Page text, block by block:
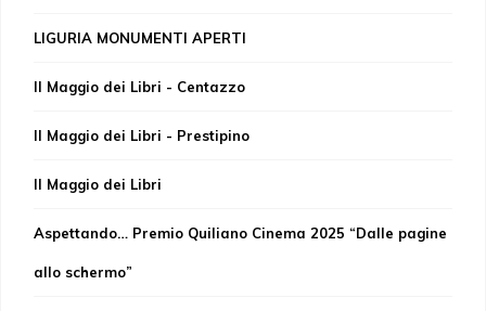
LIGURIA MONUMENTI APERTI
Il Maggio dei Libri - Centazzo
Il Maggio dei Libri - Prestipino
Il Maggio dei Libri
Aspettando… Premio Quiliano Cinema 2025 “Dalle pagine
allo schermo”